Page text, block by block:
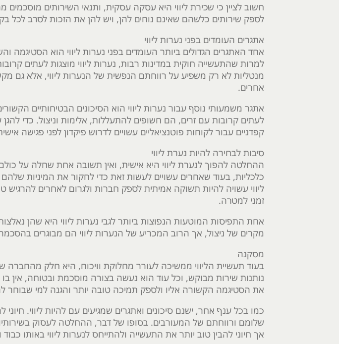
חשוב לציין כי שכירת ליווי היא עסקה עסקית, ותנאי השירותים מוסכמים
לספק שירותים כלשהם שאינם נוחים להן, ויש להן את הזכות לסרב לכל
אתגרים העומדים בפני נערות ליווי
אחד האתגרים הגדולים ביותר העומדים בפני נערות ליווי הוא הסטיגמה
למרות שהתעשייה חוקית במדינות רבות, נערות ליווי מוצגות לעתים
מנטליות לא רק משפיע על רווחתם הנפשית של הנערות ליווי, אלא גם
אחרים.
אתגר משמעותי נוסף עבור נערות ליווי הוא הסיכונים הבטיחותיים
לעתים קרובות עם זרים, הם חשופים להתעללות, אלימות וניצול. כדי להגן
קפדניים עבור לקוחות פוטנציאליים עשויים לדרוש פיקדון לפני פגישה
סיבות לבחירה להיות נערת ליווי
ההחלטה להפוך לנערת ליווי היא אישית, ואין תשובה אחת שחלה על
כלכליות, בעוד שאחרים עשויים לעשות זאת כדי לחקור את המיניות
ליווי עשויה להיות תשוקה אמיתית לספק חברות ולגרום לאחרים
זמני למטרה.
אחת התפיסות המוטעות הנפוצות ביותר לגבי נערות ליווי היא שהן
מקרים של ניצול, אך הרוב המכריע של הנערות ליווי הם מבוגרים
מסקנה
בעוד תעשיית הליווי ממשיכה לעורר מחלוקת וויכוח, היא חלק מהחברה
נותנות שירות מבוקש, וכל עוד הוא נעשה בצורה מוסכמת ובטוחה, אין
את הסטיגמה הקשורה אליו ולספק תמיכה טובה יותר והגנה למי שבוחר
כמו בכל ענף אחר, ישנם סיכונים ואתגרים שמגיעים עם להיות ליווי.
שלומם ורווחתם של המעורבים. בסופו של דבר, ההחלטה לעסוק
אך חיוני להבין טוב יותר את התעשייה ולהתייחס לנערות ליווי באותו